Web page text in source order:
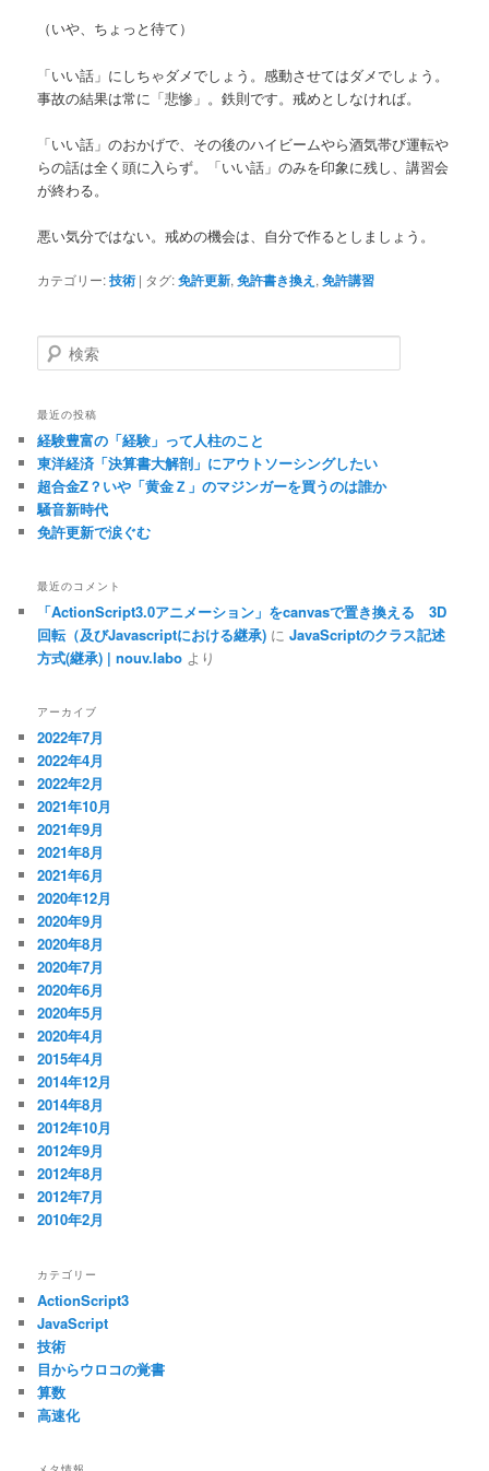
（いや、ちょっと待て）
「いい話」にしちゃダメでしょう。感動させてはダメでしょう。
事故の結果は常に「悲惨」。鉄則です。戒めとしなければ。
「いい話」のおかげで、その後のハイビームやら酒気帯び運転や
らの話は全く頭に入らず。「いい話」のみを印象に残し、講習会
が終わる。
悪い気分ではない。戒めの機会は、自分で作るとしましょう。
カテゴリー:技術 | タグ:免許更新,免許書き換え ,免許講習
検索
最近の投稿
経験豊富の「経験」って人柱のこと
東洋経済「決算書大解剖」にアウトソーシングしたい
超合金Z？いや「黄金Ｚ」のマジンガーを買うのは誰か
騒音新時代
免許更新で涙ぐむ
最近のコメント
「ActionScript3.0アニメーション」をcanvasで置き換える 3D
回転（及びJavascriptにおける継承) にJavaScriptのクラス記述
方式(継承) | nouv.labo より
アーカイブ
2022年7月
2022年4月
2022年2月
2021年10月
2021年9月
2021年8月
2021年6月
2020年12月
2020年9月
2020年8月
2020年7月
2020年6月
2020年5月
2020年4月
2015年4月
2014年12月
2014年8月
2012年10月
2012年9月
2012年8月
2012年7月
2010年2月
カテゴリー
ActionScript3
JavaScript
技術
目からウロコの覚書
算数
高速化